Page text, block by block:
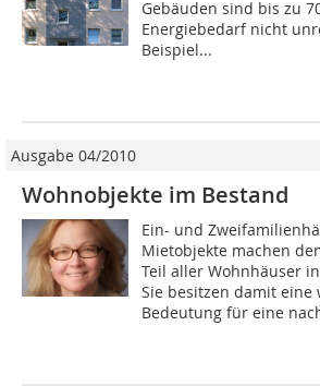
Gebäuden sind bis zu
Energiebedarf nicht
Beispiel...
Ausgabe 04/2010
Wohnobjekte im Bestand
Ein- und
Mietobjekte machen
Teil aller Wohnhäuser
Sie besitzen damit eine
Bedeutung für eine